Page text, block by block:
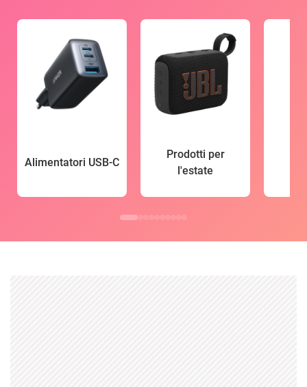
Alimentatori USB-C
Prodotti per
l'estate